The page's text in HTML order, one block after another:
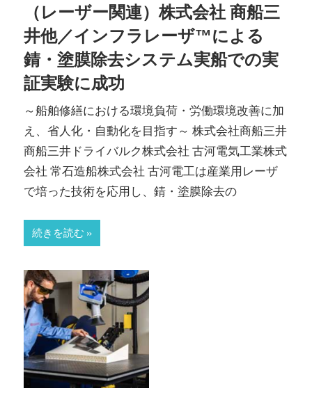
（レーザー関連）株式会社 商船三
井他／インフラレーザ™による
錆・塗膜除去システム実船での実
証実験に成功
～船舶修繕における環境負荷・労働環境改善に加
え、省人化・自動化を目指す～ 株式会社商船三井
商船三井ドライバルク株式会社 古河電気工業株式
会社 常石造船株式会社 古河電工は産業用レーザ
で培った技術を応用し、錆・塗膜除去の
続きを読む